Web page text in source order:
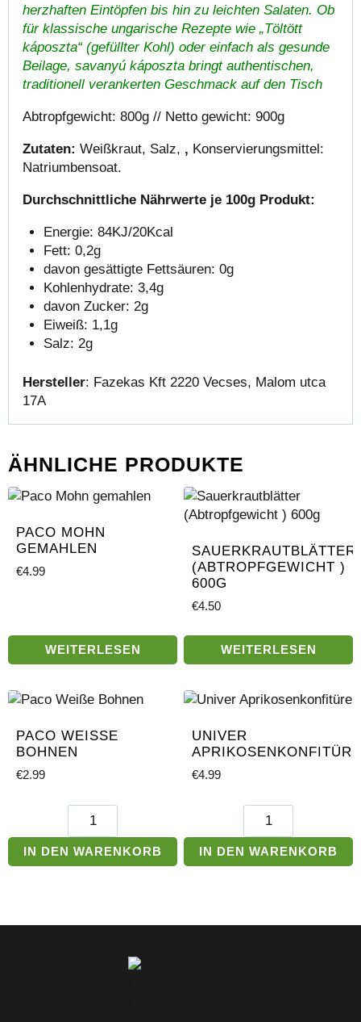
herzhaften Eintöpfen bis hin zu leichten Salaten. Ob
für klassische ungarische Rezepte wie „Töltött
káposzta“ (gefüllter Kohl) oder einfach als gesunde
Beilage, savanyú káposzta bringt authentischen,
traditionell verankerten Geschmack auf den Tisch
Abtropfgewicht: 800g // Netto gewicht: 900g
Zutaten: Weißkraut, Salz, , Konservierungsmittel:
Natriumbensoat.
Durchschnittliche Nährwerte je 100g Produkt:
Energie: 84KJ/20Kcal
Fett: 0,2g
davon gesättigte Fettsäuren: 0g
Kohlenhydrate: 3,4g
davon Zucker: 2g
Eiweiß: 1,1g
Salz: 2g
Hersteller: Fazekas Kft 2220 Vecses, Malom utca
17A
ÄHNLICHE PRODUKTE
PACO MOHN
GEMAHLEN
€4.99
WEITERLESEN
SAUERKRAUTBLÄTTER
(ABTROPFGEWICHT )
600G
€4.50
WEITERLESEN
PACO WEISSE B
OHNEN
€2.99
Paco
Bohnen
Menge
IN DEN WARENKORB
UNIVER
APRIKOSENKONFITÜRE
€4.99
Univer
Menge
IN DEN WARENKORB